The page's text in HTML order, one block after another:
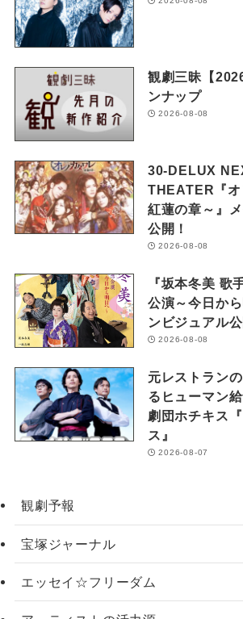
観劇三昧【
ンナップ
2026-08-08
30-DELUX
THEATER『
紅蓮の章～』
公開！
2026-08-08
『坂本冬美 歌
公演～今日か
ンビジュアル公
2026-08-08
元レストラン
るヒューマン
劇団ホチキス
ス』
2026-08-07
観劇予報
宝塚ジャーナル
エッセイ☆フリーダム